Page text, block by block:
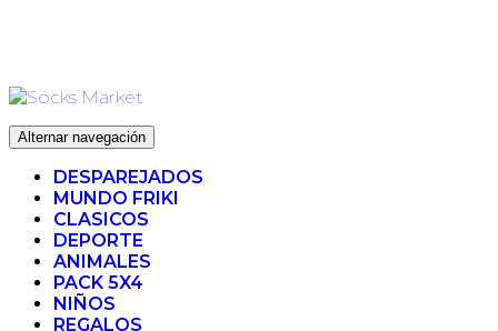
Alternar navegación
DESPAREJADOS
MUNDO FRIKI
CLASICOS
DEPORTE
ANIMALES
PACK 5X4
NIÑOS
REGALOS